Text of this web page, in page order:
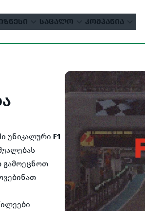
ᲡᲐᲪᲐᲚᲝ ᲙᲝᲛᲞᲐᲜᲘᲐ
უნიკალური F1
გამოეცნოთ